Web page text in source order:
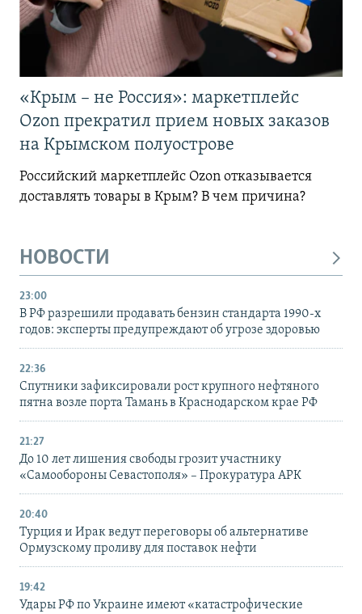
«Крым – не Россия»: маркетплейс
Ozon прекратил прием новых заказов
на Крымском полуострове
Российский маркетплейс Ozon отказывается
доставлять товары в Крым? В чем причина?
НОВОСТИ
23:00
В РФ разрешили продавать бензин стандарта 1990-х
годов: эксперты предупреждают об угрозе здоровью
22:36
Спутники зафиксировали рост крупного нефтяного
пятна возле порта Тамань в Краснодарском крае РФ
21:27
До 10 лет лишения свободы грозит участнику
«Самообороны Севастополя» – Прокуратура АРК
20:40
Турция и Ирак ведут переговоры об альтернативе
Ормузскому проливу для поставок нефти
19:42
Удары РФ по Украине имеют «катастрофические